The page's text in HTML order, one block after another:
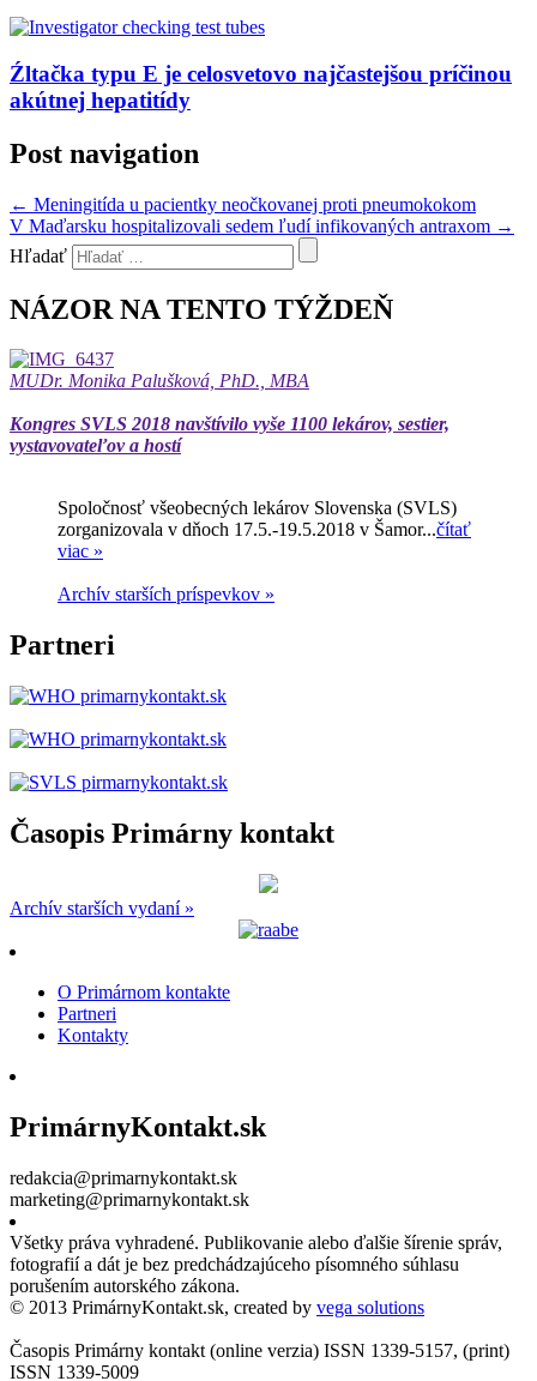
Źltačka typu E je celosvetovo najčastejšou príčinou
akútnej hepatitídy
Post navigation
← Meningitída u pacientky neočkovanej proti pneumokokom
V Maďarsku hospitalizovali sedem ľudí infikovaných antraxom →
Hľadať
NÁZOR NA TENTO TÝŽDEŇ
MUDr. Monika Palušková, PhD., MBA
Kongres SVLS 2018 navštívilo vyše 1100 lekárov, sestier,
vystavovateľov a hostí
Spoločnosť všeobecných lekárov Slovenska (SVLS)
zorganizovala v dňoch 17.5.-19.5.2018 v Šamor...čítať
viac »
Archív starších príspevkov »
Partneri
Časopis Primárny kontakt
Archív starších vydaní »
O Primárnom kontakte
Partneri
Kontakty
PrimárnyKontakt.sk
redakcia@primarnykontakt.sk
marketing@primarnykontakt.sk
Všetky práva vyhradené. Publikovanie alebo ďalšie šírenie správ,
fotografií a dát je bez predchádzajúceho písomného súhlasu
porušením autorského zákona.
© 2013 PrimárnyKontakt.sk, created by vega solutions
Časopis Primárny kontakt (online verzia) ISSN 1339-5157, (print)
ISSN 1339-5009